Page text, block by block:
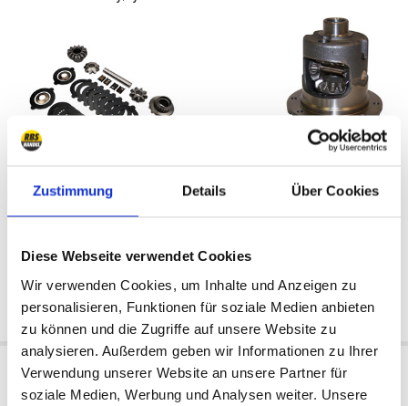
Zustimmung Details Über Cookies
Diese Webseite verwendet Cookies
Wir verwenden Cookies, um Inhalte und Anzeigen zu
personalisieren, Funktionen für soziale Medien anbieten
zu können und die Zugriffe auf unsere Website zu
analysieren. Außerdem geben wir Informationen zu Ihrer
Verwendung unserer Website an unsere Partner für
soziale Medien, Werbung und Analysen weiter. Unsere
Available:USA
323 €
do koszyka do koszyka